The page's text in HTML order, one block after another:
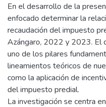
En el desarrollo de la
enfocado determinar la
recaudación del impuesto
Azángaro, 2022 y 2023. El
uno de los pilares
lineamientos teóricos de
como la aplicación de
del impuesto predial.
La investigación se centra